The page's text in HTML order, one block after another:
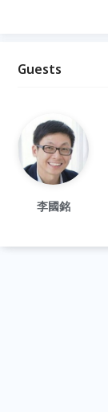
Guests
李國銘